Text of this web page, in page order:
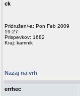
ck
Pridružen/-a: Pon Feb 2009
19:27
Prispevkov: 1682
Kraj: kamnik
Nazaj na vrh
errhec